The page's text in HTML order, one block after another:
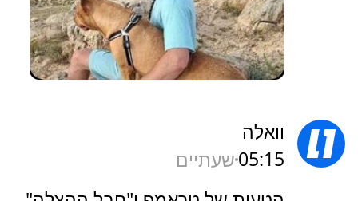
וואלה
05:15שעתיים